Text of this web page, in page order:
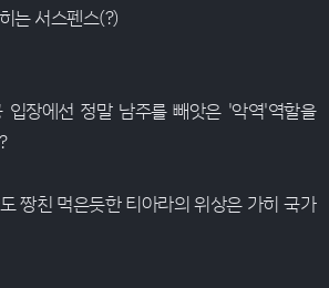
는 서스펜스(?)
입장에선 정말 남주를 빼앗은 '악역'역할을
짱친 먹은듯한 티아라의 위상은 가히 국가